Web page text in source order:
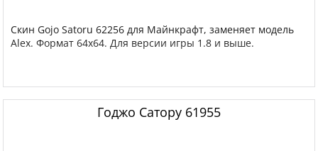
Скин Gojo Satoru 62256 для Майнкрафт, заменяет модель
Alex. Формат 64x64. Для версии игры 1.8 и выше.
Годжо Сатору 61955